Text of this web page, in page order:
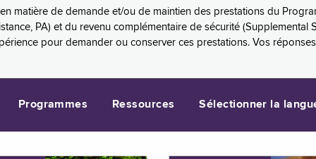
matière de demande et/ou de maintien des prestations du
PA) et du revenu complémentaire de sécurité
pour demander ou conserver ces prestations. Vos
Programmes Ressources Sélectionner la